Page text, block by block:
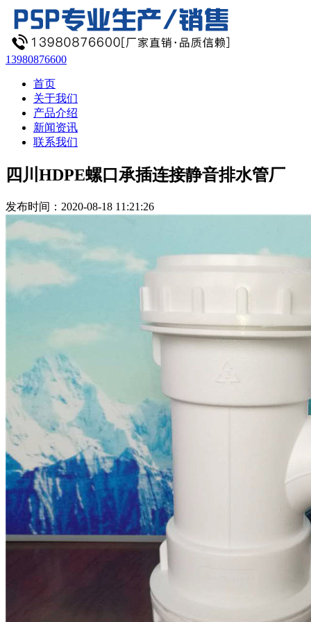
13980876600
首页
关于我们
产品介绍
新闻资讯
联系我们
四川HDPE螺口承插连接静音排水管厂
发布时间：2020-08-18 11:21:26